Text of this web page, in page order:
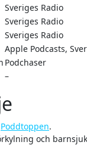
Sveriges Radio
Sveriges Radio
Sveriges Radio
Apple Podcasts,
Podchaser
–
Poddtoppen.
och